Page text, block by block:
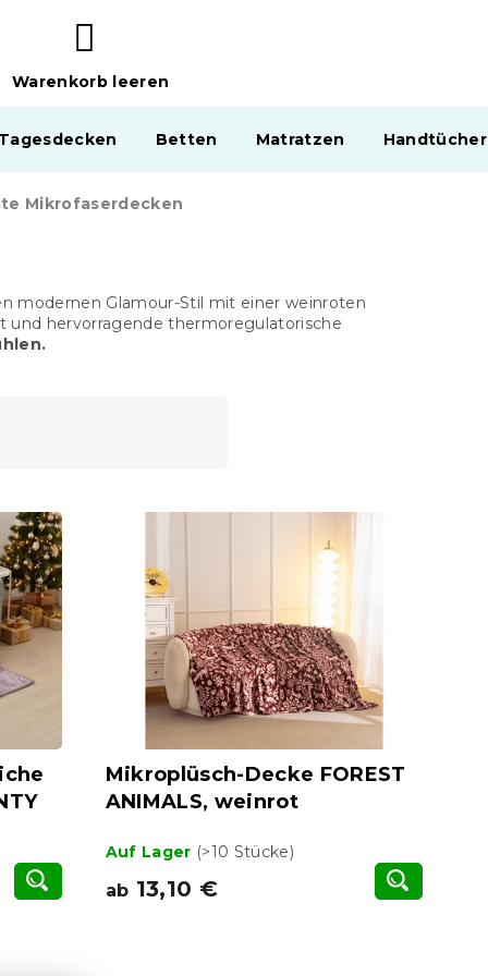
WARENKORB
Warenkorb leeren
Betten Matratzen
Mikrofaserdecken
modernen Glamour-Stil mit einer weinroten
und hervorragende thermoregulatorische
Mikroplüsch-Decke FOREST
ANIMALS, weinrot
Auf Lager (>10 Stücke)
ab 13,10 €